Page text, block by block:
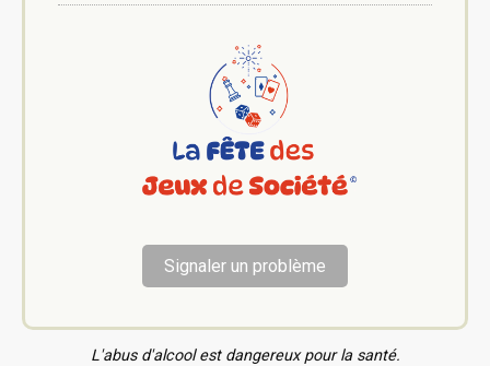
Signaler un problème
L'abus d'alcool est dangereux pour la santé.